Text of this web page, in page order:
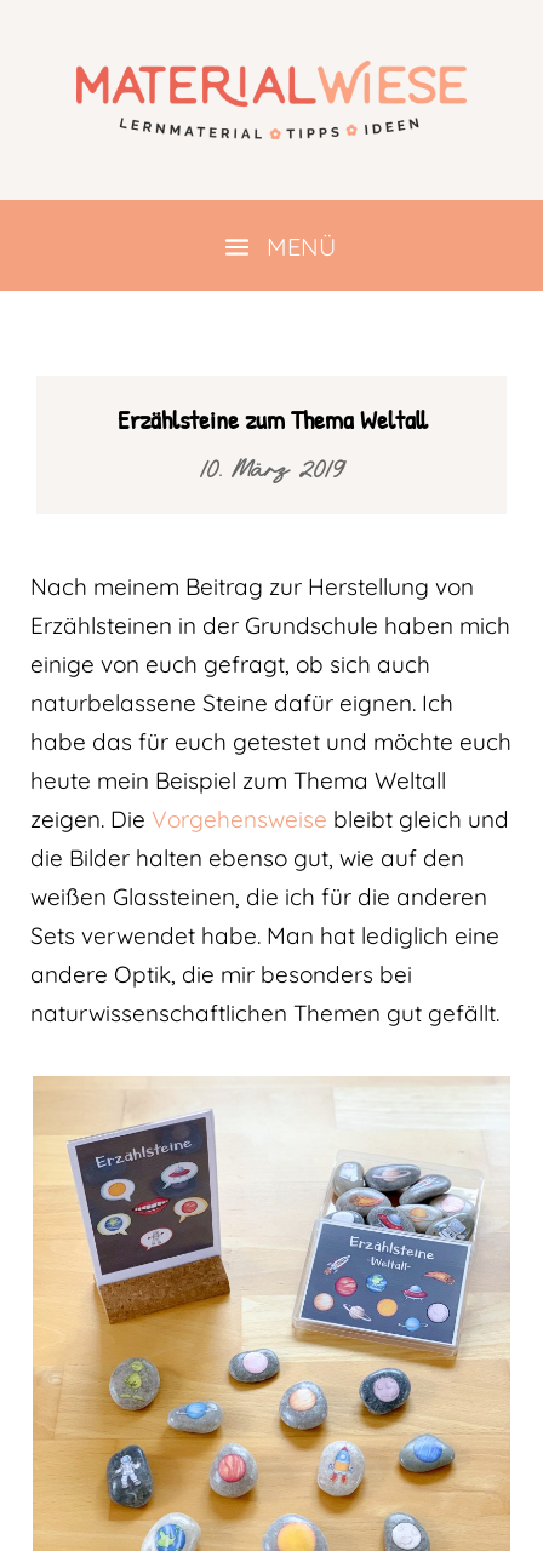
Erzählsteine zum Thema Weltall
10. März 2019
Nach meinem Beitrag zur Herstellung von
Erzählsteinen in der Grundschule haben mich
einige von euch gefragt, ob sich auch
naturbelassene Steine dafür eignen. Ich
habe das für euch getestet und möchte euch
heute mein Beispiel zum Thema Weltall
zeigen. Die Vorgehensweise bleibt gleich und
die Bilder halten ebenso gut, wie auf den
weißen Glassteinen, die ich für die anderen
Sets verwendet habe. Man hat lediglich eine
andere Optik, die mir besonders bei
naturwissenschaftlichen Themen gut gefällt.